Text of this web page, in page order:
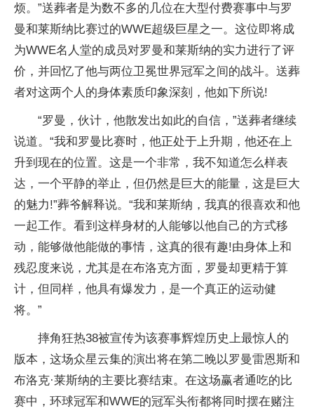
烦。”送葬者是为数不多的几位在大型付费赛事中与罗
曼和莱斯纳比赛过的WWE超级巨星之一。这位即将成
为WWE名人堂的成员对罗曼和莱斯纳的实力进行了评
价，并回忆了他与两位卫冕世界冠军之间的战斗。送葬
者对这两个人的身体素质印象深刻，他如下所说!
“罗曼，伙计，他散发出如此的自信，”送葬者继续
说道。“我和罗曼比赛时，他正处于上升期，他还在上
升到现在的位置。这是一个非常，我不知道怎么样表
达，一个平静的举止，但仍然是巨大的能量，这是巨大
的魅力!”葬爷解释说。“我和莱斯纳，我真的很喜欢和他
一起工作。看到这样身材的人能够以他自己的方式移
动，能够做他能做的事情，这真的很有趣!由身体上和
残忍度来说，尤其是在布洛克方面，罗曼却更精于算
计，但同样，他具有爆发力，是一个真正的运动健
将。”
摔角狂热38被宣传为该赛事辉煌历史上最惊人的
版本，这场众星云集的演出将在第二晚以罗曼雷恩斯和
布洛克·莱斯纳的主要比赛结束。在这场赢者通吃的比
赛中，环球冠军和WWE的冠军头衔都将同时摆在赌注